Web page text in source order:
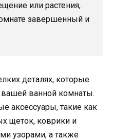
или растения,
завершенный и
деталях, которые
вашей ванной комнаты.
аксессуары, такие как
щеток, коврики и
узорами, а также